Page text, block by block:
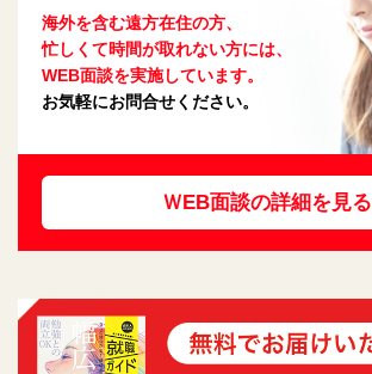
海外を含む遠方在住の方、
忙しくて時間が取れない方には、
WEB面談を実施しています。
お気軽にお問合せください。
ＷEB面談の詳細を見る